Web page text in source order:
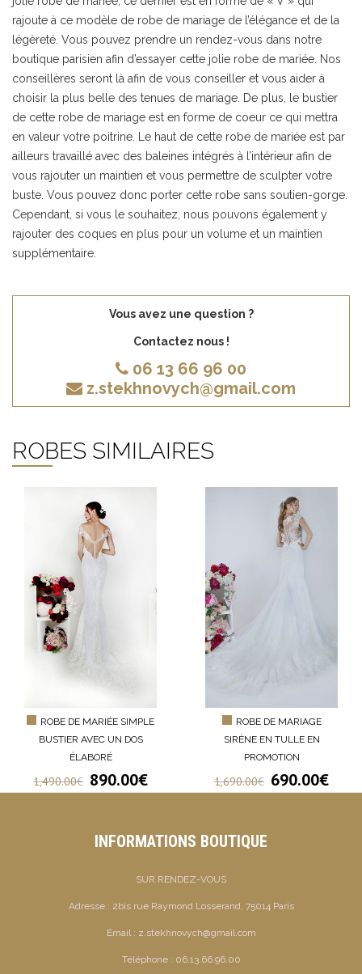
rajoute à ce modèle de robe de mariage de l’élégance et de la
légèreté. Vous pouvez prendre un rendez-vous dans notre
boutique parisien afin d’essayer cette jolie robe de mariée. Nos
conseillères seront là afin de vous conseiller et vous aider à
choisir la plus belle des tenues de mariage. De plus, le bustier
de cette robe de mariage est en forme de coeur ce qui mettra
en valeur votre poitrine. Le haut de cette robe de mariée est par
ailleurs travaillé avec des baleines intégrés à l’intérieur afin de
vous rajouter un maintien et vous permettre de sculpter votre
buste. Vous pouvez donc porter cette robe sans soutien-gorge.
Cependant, si vous le souhaitez, nous pouvons également y
rajouter des coques en plus pour un volume et un maintien
supplémentaire.
Vous avez une question ?
Contactez nous !
06 13 66 96 00
z.stekhnovych@gmail.com
ROBES SIMILAIRES
ROBE DE MARIÉE SIMPLE
BUSTIER AVEC UN DOS
ÉLABORÉ
1,490.00€ 890.00€
ROBE DE MARIAGE
SIRÈNE EN TULLE EN
PROMOTION
1,690.00€ 690.00€
INFORMATIONS BOUTIQUE
SUR RENDEZ-VOUS
Adresse : 2bis rue Raymond Losserand, 75014 Paris
Email : z.stekhnovych@gmail.com
Téléphone : 06.13.66.96.00